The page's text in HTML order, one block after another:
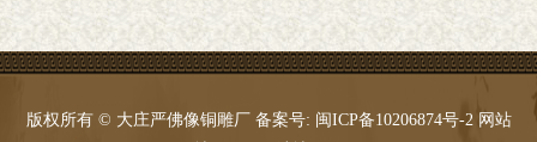
版权所有 © 大庄严佛像铜雕厂 备案号: 闽ICP备10206874号-2 网站